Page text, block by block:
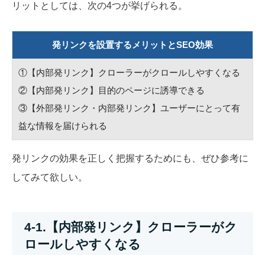
リットとしては、次の4つが挙げられる。
発リンクを設置するメリットとSEO効果
①【内部発リンク】クローラーがクロールしやすくなる
②【内部発リンク】目的のページに誘導できる
③【外部発リンク・内部発リンク】ユーザーにとって有
益な情報を届けられる
発リンクの効果を正しく把握するためにも、ぜひ参考に
してみて欲しい。
4-1.【内部発リンク】クローラーがク
ロールしやすくなる